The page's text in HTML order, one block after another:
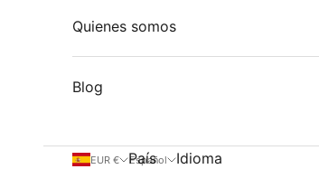
Quienes somos
Blog
EUR €
País
Español
Idioma